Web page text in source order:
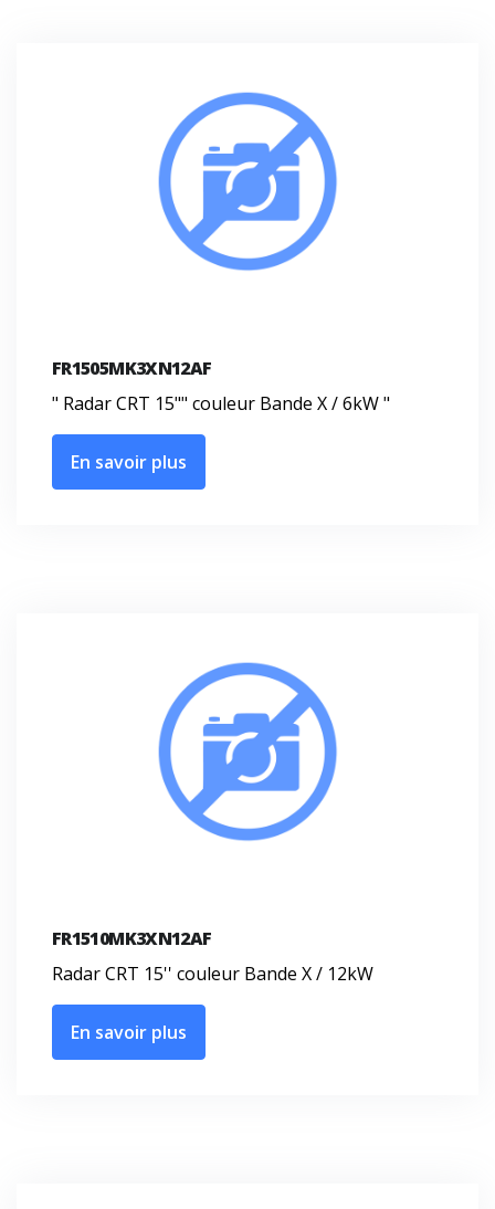
FR1505MK3XN12AF
" Radar CRT 15"" couleur Bande X / 6kW "
En savoir plus
FR1510MK3XN12AF
Radar CRT 15'' couleur Bande X / 12kW
En savoir plus